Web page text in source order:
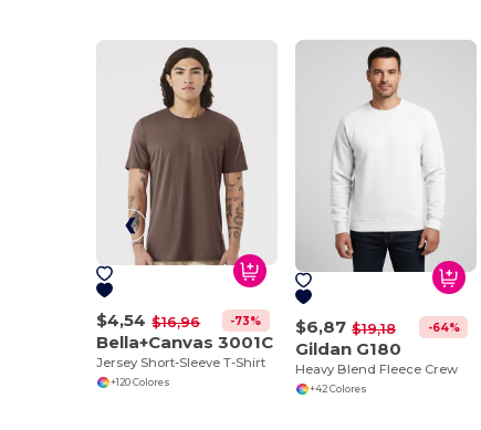
$4,54 $16,96 -73%
Bella+Canvas 3001C
Jersey Short-Sleeve T-Shirt
+120 Colores
$6,87 $19,18 -64%
Gildan G180
Heavy Blend Fleece Crew
+42 Colores